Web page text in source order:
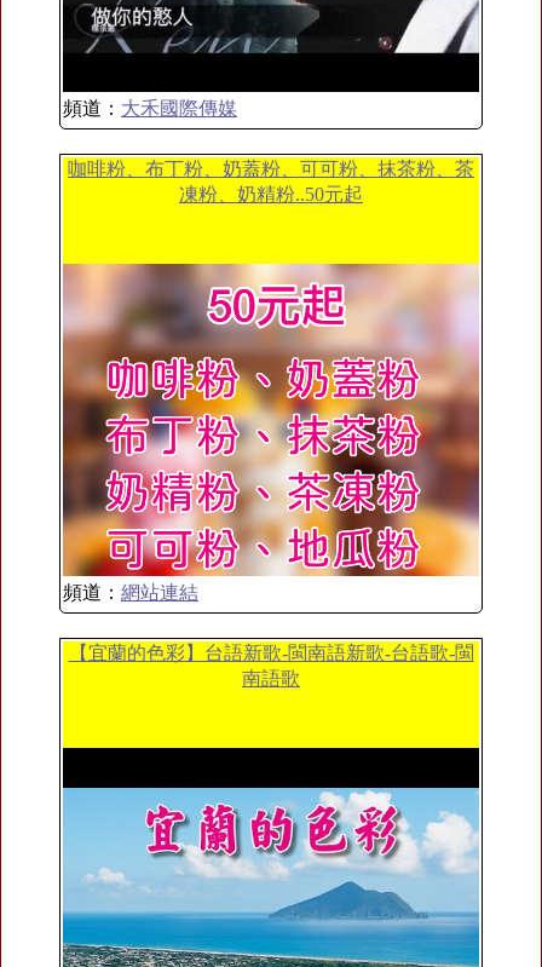
頻道： 大禾國際傳媒
咖啡粉、布丁粉、奶蓋粉、可可粉、抹茶粉、茶
凍粉、奶精粉..50元起
頻道： 網站連結
【宜蘭的色彩】台語新歌-閩南語新歌-台語歌-閩
南語歌